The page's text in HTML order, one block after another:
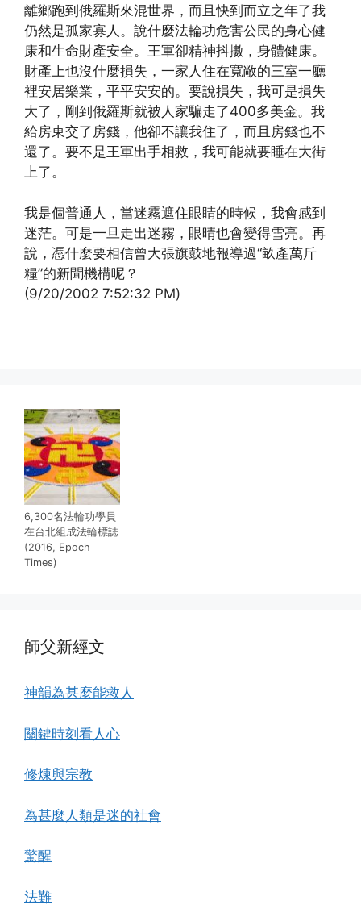
離鄉跑到俄羅斯來混世界，而且快到而立之年了我
仍然是孤家寡人。說什麼法輪功危害公民的身心健
康和生命財產安全。王軍卻精神抖擻，身體健康。
財產上也沒什麼損失，一家人住在寬敞的三室一廳
裡安居樂業，平平安安的。要說損失，我可是損失
大了，剛到俄羅斯就被人家騙走了400多美金。我
給房東交了房錢，他卻不讓我住了，而且房錢也不
還了。要不是王軍出手相救，我可能就要睡在大街
上了。
我是個普通人，當迷霧遮住眼睛的時候，我會感到
迷茫。可是一旦走出迷霧，眼晴也會變得雪亮。再
說，憑什麼要相信曾大張旗鼓地報導過“畝產萬斤
糧”的新聞機構呢？
(9/20/2002 7:52:32 PM)
6,300名法輪功學員
在台北組成法輪標誌
(2016, Epoch
Times)
師父新經文
神韻為甚麼能救人
關鍵時刻看人心
修煉與宗教
為甚麼人類是迷的社會
驚醒
法難